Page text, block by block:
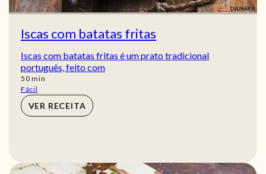
Iscas com batatas fritas
Iscas com batatas fritas é um prato tradicional
português, feito com
50min
min
Fácil
VER RECEITA